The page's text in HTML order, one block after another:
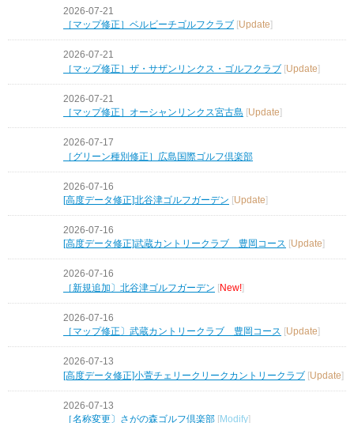
2026-07-21
［マップ修正］ベルビーチゴルフクラブ [Update]
2026-07-21
［マップ修正］ザ・サザンリンクス・ゴルフクラブ [Update]
2026-07-21
［マップ修正］オーシャンリンクス宮古島 [Update]
2026-07-17
［グリーン種別修正］広島国際ゴルフ倶楽部
2026-07-16
[高度データ修正]北谷津ゴルフガーデン [Update]
2026-07-16
[高度データ修正]武蔵カントリークラブ 豊岡コース
Update
2026-07-16
［新規追加〕北谷津ゴルフガーデン [New!]
2026-07-16
［マップ修正〕武蔵カントリークラブ 豊岡コース
Update
2026-07-13
[高度データ修正]小萱チェリークリークカントリークラブ [Update]
2026-07-13
［名称変更〕さがの森ゴルフ倶楽部
Modify